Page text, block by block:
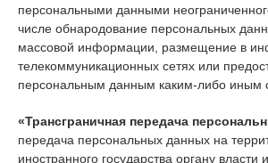
персональными данными
числе обнародование персональных
массовой информации, размещение в
телекоммуникационных сетях или
персональным данным каким-либо иным
«Трансграничная передача
передача персональных данных на
иностранного государства органу власти